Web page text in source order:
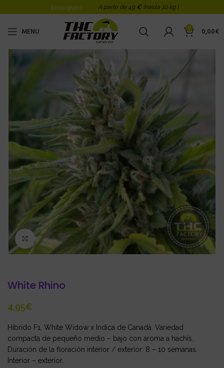
Envio gratis! A partir de 49 € (hasta 10 kg )
MENU 0 0,00€
Click to enlarge
White Rhino
€
Híbrido F1, White Widow x Indica de Canadá. Variedad
compacta de pequeño medio – bajo con aroma a hachís.
Duración de la floración interior / exterior: 8 – 10 semanas.
Interior – exterior.